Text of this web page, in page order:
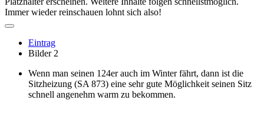
Immer wieder reinschauen lohnt sich also!
Eintrag
Bilder 2
Wenn man seinen 124er auch im Winter fährt, dann ist die
Sitzheizung (SA 873) eine sehr gute Möglichkeit seinen Sitz
schnell angenehm warm zu bekommen.